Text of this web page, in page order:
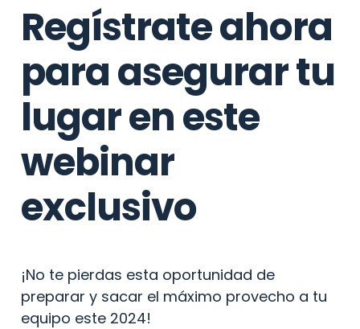
Regístrate ahora
para asegurar tu
lugar en este
webinar
exclusivo
¡No te pierdas esta oportunidad de
preparar y sacar el máximo provecho a tu
equipo este 2024!